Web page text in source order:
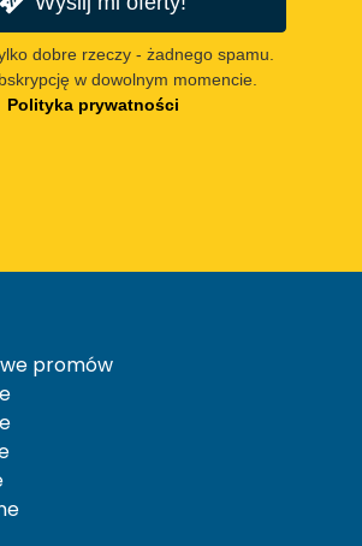
dobre rzeczy - żadnego spamu.
w dowolnym momencie.
Polityka prywatności
promów